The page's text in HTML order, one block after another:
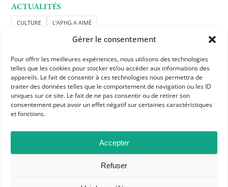
Gérer le consentement
Pour offrir les meilleures expériences, nous utilisons des technologies
telles que les cookies pour stocker et/ou accéder aux informations des
appareils. Le fait de consentir à ces technologies nous permettra de
traiter des données telles que le comportement de navigation ou les ID
uniques sur ce site. Le fait de ne pas consentir ou de retirer son
consentement peut avoir un effet négatif sur certaines caractéristiques
et fonctions.
Accepter
Refuser
ACTUALITÉS
CULTURE L'APHG A AIMÉ